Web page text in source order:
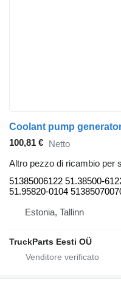
100,81 € Netto
Altro pezzo di ricambio per
51385006122 51.38500-
51.95820-0104
Estonia, Tallinn
TruckParts Eesti OÜ